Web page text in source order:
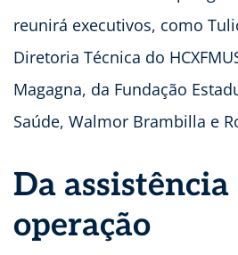
reunirá executivos, como
Diretoria Técnica do
Magagna, da Fundação
Saúde, Walmor Brambilla e
Da assistência
operação